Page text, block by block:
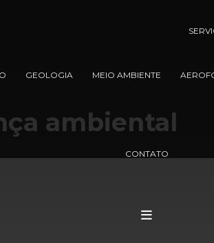
GEOLOGIA MEIO AMBIENTE
CONTATO
ambiental